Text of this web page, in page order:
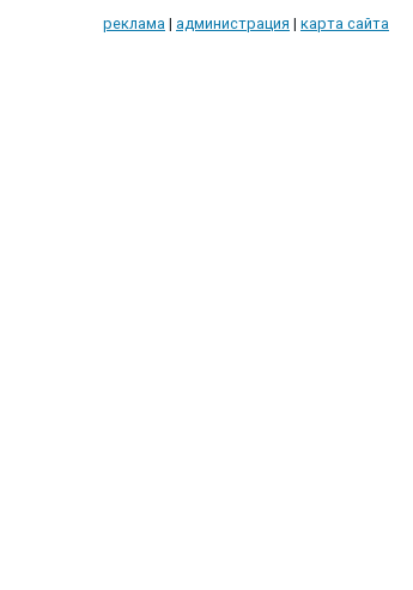
реклама | администрация | карта сайта